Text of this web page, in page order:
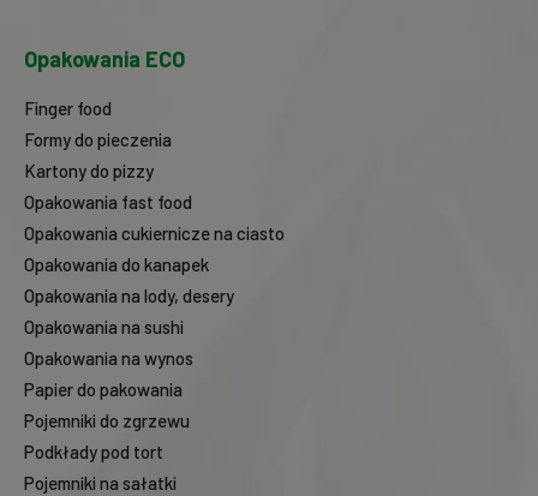
Opakowania ECO
Finger food
Formy do pieczenia
Kartony do pizzy
Opakowania fast food
Opakowania cukiernicze na ciasto
Opakowania do kanapek
Opakowania na lody, desery
Opakowania na sushi
Opakowania na wynos
Papier do pakowania
Pojemniki do zgrzewu
Podkłady pod tort
Pojemniki na sałatki